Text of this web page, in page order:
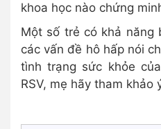
khoa học nào chứng
Một số trẻ có khả năng
các vấn đề hô hấp nói
tình trạng sức khỏe
RSV, mẹ hãy tham khảo